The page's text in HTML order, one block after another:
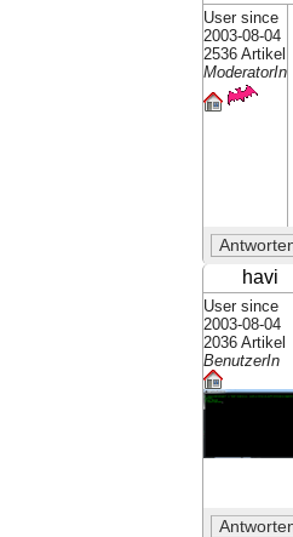
User since
2003-08-04
2536 Artikel
ModeratorIn
havi
User since
2003-08-04
2036 Artikel
BenutzerIn